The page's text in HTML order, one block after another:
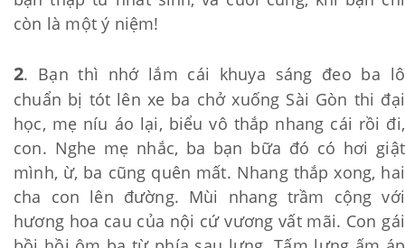
còn là một ý niệm!
2. Bạn thì nhớ lắm cái khuya sáng đeo ba lô
chuẩn bị tót lên xe ba chở xuống Sài Gòn thi đại
học, mẹ níu áo lại, biểu vô thắp nhang cái rồi đi,
con. Nghe mẹ nhắc, ba bạn bữa đó có hơi giật
mình, ừ, ba cũng quên mất. Nhang thắp xong, hai
cha con lên đường. Mùi nhang trầm cộng với
hương hoa cau của nội cứ vương vất mãi. Con gái